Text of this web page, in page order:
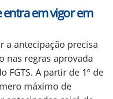
em vigor em
a antecipação precisa
nas regras aprovada
FGTS. A partir de 1º de
máximo de